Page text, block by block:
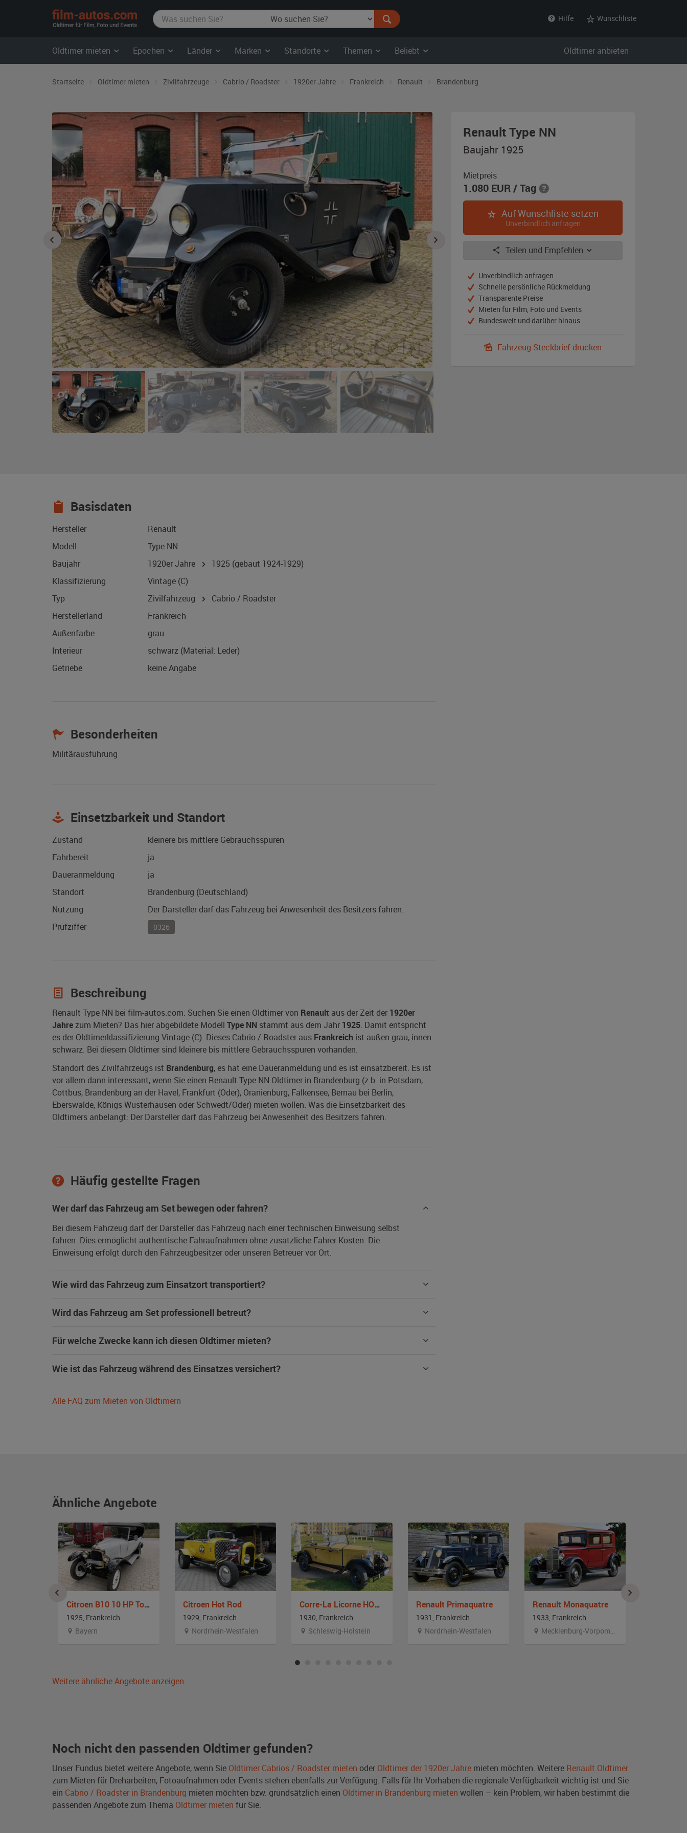
film-
autos.com
Hilfe Wunschliste
Oldtimer mieten Epochen Länder Marken Standorte Themen Beliebt Oldtimer anbieten
Startseite Oldtimer mieten Zivilfahrzeuge Cabrio / Roadster 1920er Jahre Frankreich Renault Brandenburg
Renault Type NN
Baujahr 1925
Mietpreis
1.080 EUR/ Tag
Auf Wunschliste setzen
Unverbindlich anfragen
Teilen und Empfehlen
Unverbindlich anfragen
Schnelle persönliche Rückmeldung
Transparente Preise
Mieten für Film, Foto und Events
Bundesweit und darüber hinaus
Fahrzeug-Steckbrief drucken
Basisdaten
Hersteller
Renault
Modell
Type NN
Baujahr
1920er Jahre 1925 (gebaut 1924-1929)
Klassifizierung
Vintage (C)
Typ
Zivilfahrzeug
Cabrio / Roadster
Herstellerland
Frankreich
Außenfarbe
grau
Interieur
schwarz (Material: Leder)
Getriebe
keine Angabe
Besonderheiten
Militärausführung
Einsetzbarkeit und Standort
Zustand
kleinere bis mittlere Gebrauchsspuren
Fahrbereit
ja
Daueranmeldung
ja
Standort
Brandenburg (Deutschland)
Nutzung
Der Darsteller darf das Fahrzeug bei Anwesenheit des Besitzers fahren.
Prüfziffer
0326
Beschreibung
Renault Type NN bei film-autos.com: Suchen Sie einen Oldtimer von Renault aus der Zeit der 1920er
Jahrezum Mieten? Das hier abgebildete Modell Type NN stammt aus dem Jahr 1925. Damit entspricht
es der Oldtimerklassifizierung Vintage (C). Dieses Cabrio / Roadster aus Frankreich ist außen grau, innen
schwarz. Bei diesem Oldtimer sind kleinere bis mittlere Gebrauchsspuren vorhanden.
Standort des Zivilfahrzeugs ist Brandenburg, es hat eine Daueranmeldung und es ist einsatzbereit. Es ist
vor allem dann interessant, wenn Sie einen Renault Type NN Oldtimer in Brandenburg (z.b. in Potsdam,
Cottbus, Brandenburg an der Havel, Frankfurt (Oder), Oranienburg, Falkensee, Bernau bei Berlin,
Eberswalde, Königs Wusterhausen oder Schwedt/Oder) mieten wollen. Was die Einsetzbarkeit des
Oldtimers anbelangt: Der Darsteller darf das Fahrzeug bei Anwesenheit des Besitzers fahren.
Häufig gestellte Fragen
Wer darf das Fahrzeug am Set bewegen oder fahren?
Bei diesem Fahrzeug darf der Darsteller das Fahrzeug nach einer technischen Einweisung selbst
fahren. Dies ermöglicht authentische Fahraufnahmen ohne zusätzliche Fahrer-Kosten. Die
Einweisung erfolgt durch den Fahrzeugbesitzer oder unseren Betreuer vor Ort.
Wie wird das Fahrzeug zum Einsatzort transportiert?
Wird das Fahrzeug am Set professionell betreut?
Für welche Zwecke kann ich diesen Oldtimer mieten?
Wie ist das Fahrzeug während des Einsatzes versichert?
Alle FAQ zum Mieten von Oldtimern
Ähnliche Angebote
Citroen B10 10 HP Torpedo / Tourer
1925, Frankreich
Bayern
Citroen Hot Rod
1929, Frankreich
Nordrhein-Westfalen
Corre-La Licorne HO2 Femina
1930, Frankreich
Schleswig-Holstein
Renault Primaquatre
1931, Frankreich
Nordrhein-Westfalen
Renault Monaquatre
1933, Frankreich
Mecklenburg-Vorpommern
Weitere ähnliche Angebote anzeigen
Noch nicht den passenden Oldtimer gefunden?
Unser Fundus bietet weitere Angebote, wenn Sie Oldtimer Cabrios / Roadster mieten oder Oldtimer der 1920er Jahre mieten möchten. Weitere Renault Oldtimer
zum Mieten für Dreharbeiten, Fotoaufnahmen oder Events stehen ebenfalls zur Verfügung. Falls für Ihr Vorhaben die regionale Verfügbarkeit wichtig ist und Sie
ein Cabrio / Roadster in Brandenburg mieten möchten bzw. grundsätzlich einen Oldtimer in Brandenburg mieten wollen – kein Problem, wir haben bestimmt die
passenden Angebote zum Thema Oldtimer mieten für Sie.